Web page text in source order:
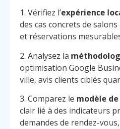
1. Vérifiez l’expérience
des cas concrets de
et réservations
2. Analysez la
optimisation Google
ville, avis clients ciblés
3. Comparez le modèle
clair lié à des indicateurs
demandes de rendez-